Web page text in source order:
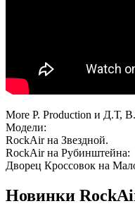
More P. Production и Д.Т,
Модели:
RockAir на Звездной.
RockAir на Рубинштейна:
Дворец Кроссовок на
Новинки